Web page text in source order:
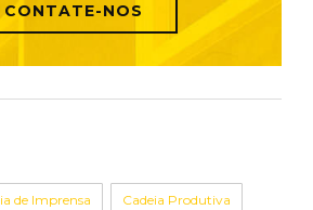
CONTATE-NOS
de Imprensa Cadeia Produtiva